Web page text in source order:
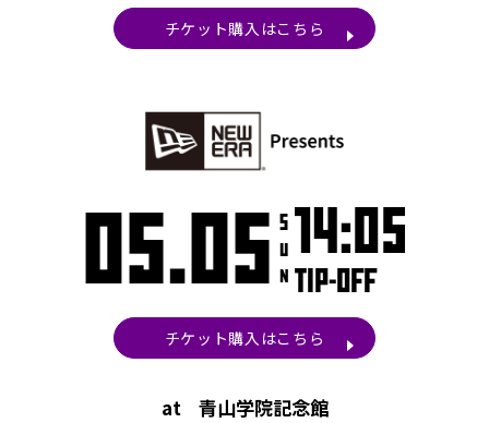
チケット購入はこちら
05.05Sun14:05
TIP-OFF
チケット購入はこちら
at 青山学院記念館